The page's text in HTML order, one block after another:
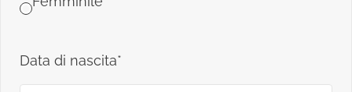
Data di nascita*